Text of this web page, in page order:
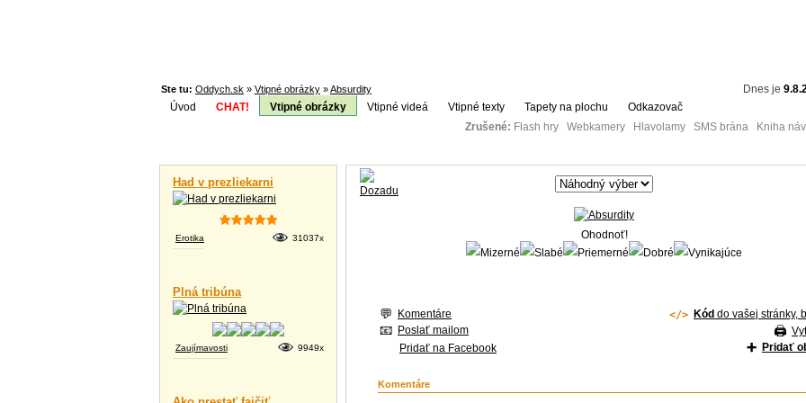
Ste tu: Oddych.sk » Vtipné obrázky »Absurdity Dnes je
Úvod
CHAT! Vtipné obrázky Vtipné videá Vtipné texty Tapety na plochu
Odkazovač
Zrušené: Flash hry Webkamery Hlavolamy SMS brána Kniha
Had v prezliekarni
Erotika 31037x
Plná tribúna
Zaujímavosti 9949x
Ohodnoť!
Komentáre
Poslať mailom
Pridať na Facebook
Kód do vašej stránky,
Pridať
Komentáre